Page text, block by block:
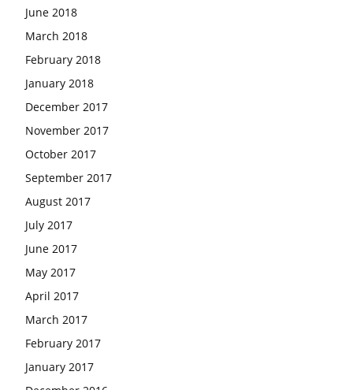
June 2018
March 2018
February 2018
January 2018
December 2017
November 2017
October 2017
September 2017
August 2017
July 2017
June 2017
May 2017
April 2017
March 2017
February 2017
January 2017